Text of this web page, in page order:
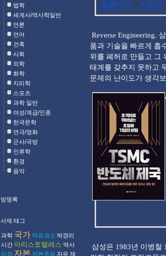
법학
세계사/역사학일반
언론
언어
건축
사회
의학
화학
지리학
스포츠
과학 일반
여성/계급/인종
한국문학
연극/영화
군사/국방
인류학
환경
음악
방명록
서재 태그
과학 국가 마르크스 박경리
시간 아리스토텔레스 역사
이성 자본 자본주의 자유 제
말합니다. _ 서영민
Reverse Engineering.
품과 기술을 빠르게 흡
위를 폐허로 만들고 그
태계를 갖추지 못하고
문제의 난이도가 생각
삼성은 1983년 이병철